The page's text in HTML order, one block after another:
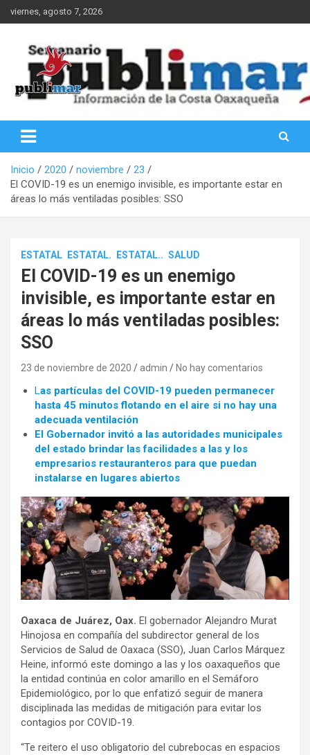
Saltar
al
viernes, agosto 7, 2026
PubliMar
Inicio 2020 noviembre
23
El COVID-19 es un enemigo invisible, es importante estar en
áreas lo más ventiladas posibles: SSO
ESTATAL ESTATAL. ESTATAL.. SALUD
El COVID-19 es un enemigo
invisible, es importante estar en
áreas lo más ventiladas posibles:
SSO
23 de noviembre de 2020 admin No hay comentarios
Las partículas del COVID-19 pueden permanecer
hasta 45 minutos flotando en el aire si no hay una
adecuada ventilación
El Gobernador invitó a las autoridades municipales
del estado brindar las facilidades a las y los
empresarios restauranteros para que puedan
instalarse en lugares abiertos
Oaxaca de Juárez, Oax. El gobernador Alejandro Murat
Hinojosa en compañía del subdirector general de los
Servicios de Salud de Oaxaca (SSO), Juan Carlos Márquez
Heine, informó este domingo a las y los oaxaqueños que
la entidad continúa en color amarillo en el Semáforo
Epidemiológico, por lo que enfatizó seguir de manera
disciplinada las medidas de mitigación para evitar los
contagios por COVID-19.
“Te reitero el uso obligatorio del cubrebocas en espacios